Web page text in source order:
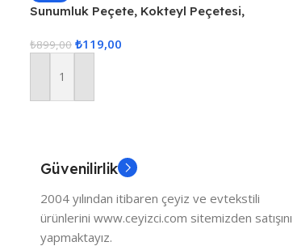
Sunumluk Peçete, Kokteyl Peçetesi,
Adet Sunum Peçetesi
₺899,00 ₺119,00
Sepete Ekle
Güvenilirlik
2004 yılından itibaren çeyiz ve evtekstili
ürünlerini www.ceyizci.com sitemizden satışını
yapmaktayız.